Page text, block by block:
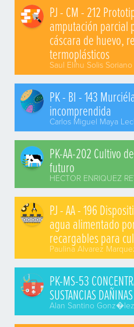
PJ - CM - 212
amputación parcial
cáscara de huevo,
termoplásticos
Saul Elihu Solis Soriano
PK - BI - 143
incomprendida
Carlos Miguel Maya
PK-AA-202 Cultivo
futuro
HECTOR ENRIQUEZ
PJ - AA - 196
agua alimentado
recargables para
Paulina Alvarez
PK-MS-53
SUSTANCIAS DAÑINAS
Alan Santino